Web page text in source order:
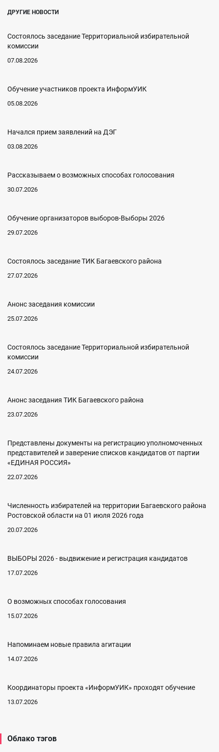
ДРУГИЕ НОВОСТИ
Состоялось заседание Территориальной избирательной
комиссии
07.08.2026
Обучение участников проекта ИнформУИК
05.08.2026
Начался прием заявлений на ДЭГ
03.08.2026
Рассказываем о возможных способах голосования
30.07.2026
Обучение организаторов выборов-Выборы 2026
29.07.2026
Состоялось заседание ТИК Багаевского района
27.07.2026
Анонс заседания комиссии
25.07.2026
Состоялось заседание Территориальной избирательной
комиссии
24.07.2026
Анонс заседания ТИК Багаевского района
23.07.2026
Представлены документы на регистрацию уполномоченных
представителей и заверение списков кандидатов от партии
«ЕДИНАЯ РОССИЯ»
22.07.2026
Численность избирателей на территории Багаевского района
Ростовской области на 01 июля 2026 года
20.07.2026
ВЫБОРЫ 2026 - выдвижение и регистрация кандидатов
17.07.2026
О возможных способах голосования
15.07.2026
Напоминаем новые правила агитации
14.07.2026
Координаторы проекта «ИнформУИК» проходят обучение
13.07.2026
Облако тэгов